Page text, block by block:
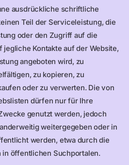
ausdrückliche schriftliche
Teil der Serviceleistung, die
oder den Zugriff auf die
Kontakte auf der Website,
angeboten wird, zu
zu kopieren, zu
oder zu verwerten. Die von
dürfen nur für Ihre
genutzt werden, jedoch
weitergegeben oder in
werden, etwa durch die
in öffentlichen Suchportalen.